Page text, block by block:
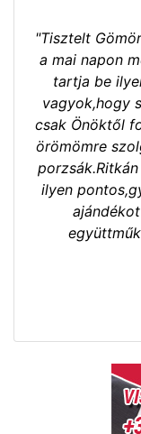
"Tisztelt
a mai napon
tartja be
vagyok,hogy
csak Önöktől
örömömre
ilyen